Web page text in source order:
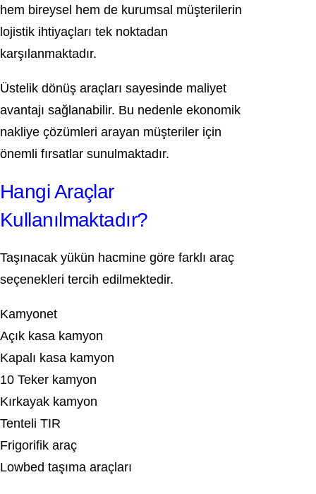
hem bireysel hem de kurumsal müşterilerin
lojistik ihtiyaçları tek noktadan
karşılanmaktadır.
Üstelik dönüş araçları sayesinde maliyet
avantajı sağlanabilir. Bu nedenle ekonomik
nakliye çözümleri arayan müşteriler için
önemli fırsatlar sunulmaktadır.
Hangi Araçlar
Kullanılmaktadır?
Taşınacak yükün hacmine göre farklı araç
seçenekleri tercih edilmektedir.
Kamyonet
Açık kasa kamyon
Kapalı kasa kamyon
10 Teker kamyon
Kırkayak kamyon
Tenteli TIR
Frigorifik araç
Lowbed taşıma araçları